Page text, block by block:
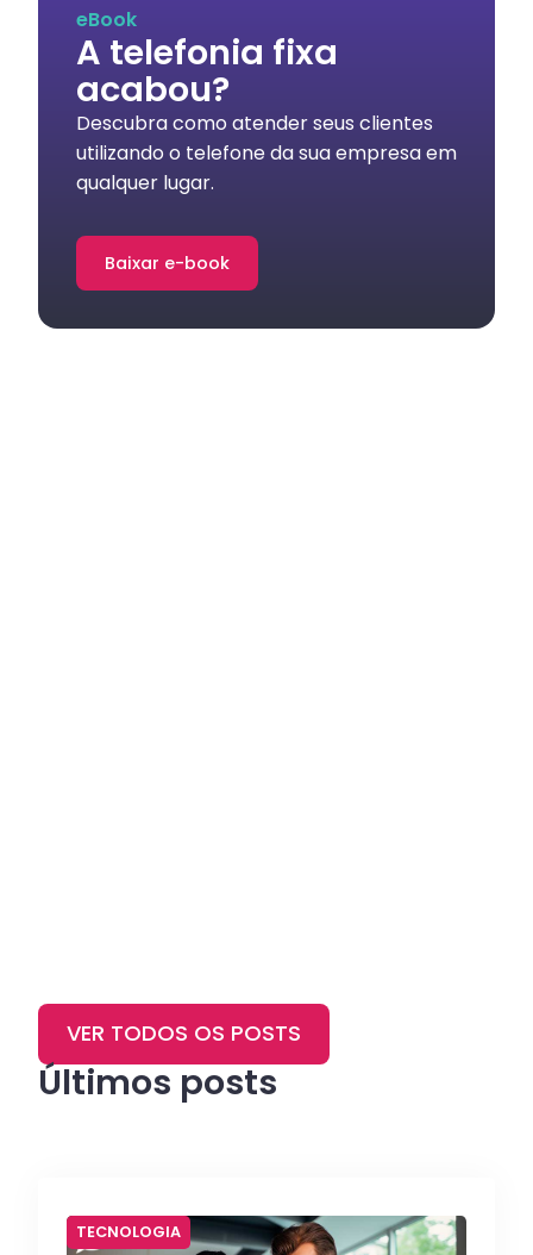
eBook
A telefonia fixa
acabou?
Descubra como atender seus clientes
utilizando o telefone da sua empresa em
qualquer lugar.
Baixar e-book
Últimos posts
VER TODOS OS POSTS
TECNOLOGIA